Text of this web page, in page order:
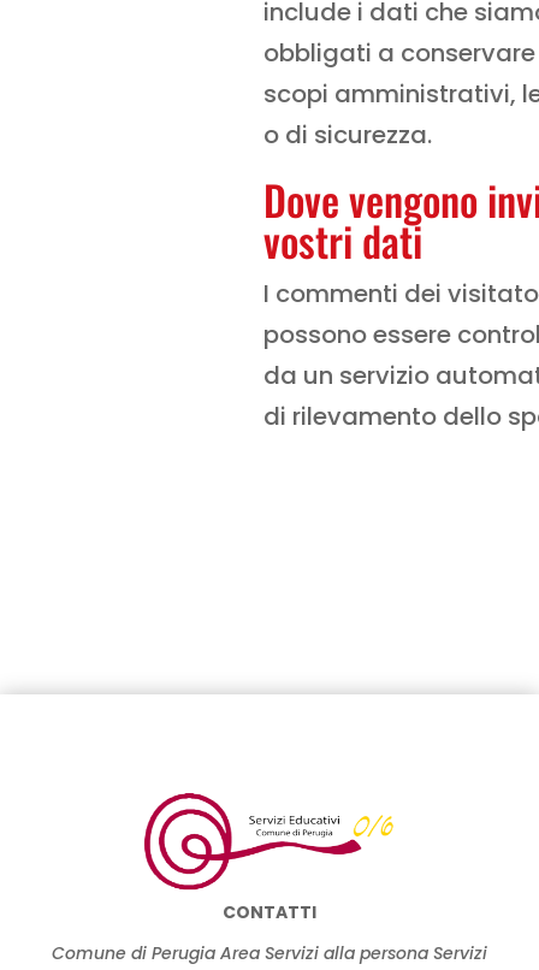
include i dati che
obbligati a
scopi amministrativi,
o di sicurezza.
Dove vengono
vostri dati
I commenti dei
possono essere
da un servizio
di rilevamento dello
CONTATTI
Comune di Perugia Area Servizi alla persona Servizi